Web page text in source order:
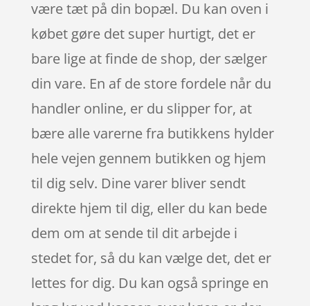
være tæt på din bopæl. Du kan oven i
købet gøre det super hurtigt, det er
bare lige at finde de shop, der sælger
din vare. En af de store fordele når du
handler online, er du slipper for, at
bære alle varerne fra butikkens hylder
hele vejen gennem butikken og hjem
til dig selv. Dine varer bliver sendt
direkte hjem til dig, eller du kan bede
dem om at sende til dit arbejde i
stedet for, så du kan vælge det, det er
lettes for dig. Du kan også springe en